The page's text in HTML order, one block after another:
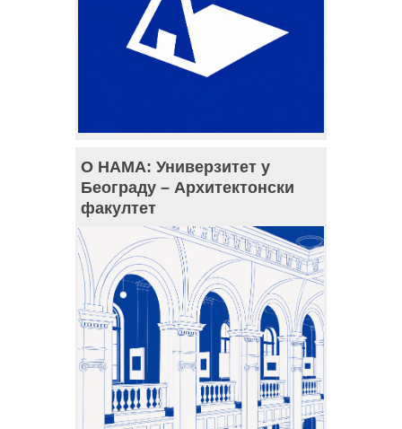
О НАМА: Универзитет у
Београду – Архитектонски
факултет